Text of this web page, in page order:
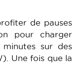
de pauses
pour charger
sur des
Une fois que la